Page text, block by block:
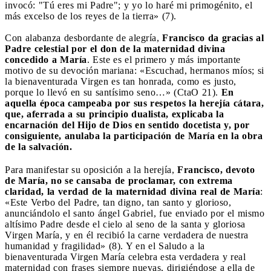
invocó: "Tú eres mi Padre"; y yo lo haré mi primogénito, el
más excelso de los reyes de la tierra» (7).
Con alabanza desbordante de alegría, Francisco da gracias al
Padre celestial por el don de la maternidad divina
concedido a María. Este es el primero y más importante
motivo de su devoción mariana: «Escuchad, hermanos míos; si
la bienaventurada Virgen es tan honrada, como es justo,
porque lo llevó en su santísimo seno…» (CtaO 21). En
aquella época campeaba por sus respetos la herejía cátara,
que, aferrada a su principio dualista, explicaba la
encarnación del Hijo de Dios en sentido docetista y, por
consiguiente, anulaba la participación de María en la obra
de la salvación.
Para manifestar su oposición a la herejía, Francisco, devoto
de María, no se cansaba de proclamar, con extrema
claridad, la verdad de la maternidad divina real de María:
«Este Verbo del Padre, tan digno, tan santo y glorioso,
anunciándolo el santo ángel Gabriel, fue enviado por el mismo
altísimo Padre desde el cielo al seno de la santa y gloriosa
Virgen María, y en él recibió la carne verdadera de nuestra
humanidad y fragilidad» (8). Y en el Saludo a la
bienaventurada Virgen María celebra esta verdadera y real
maternidad con frases siempre nuevas, dirigiéndose a ella de